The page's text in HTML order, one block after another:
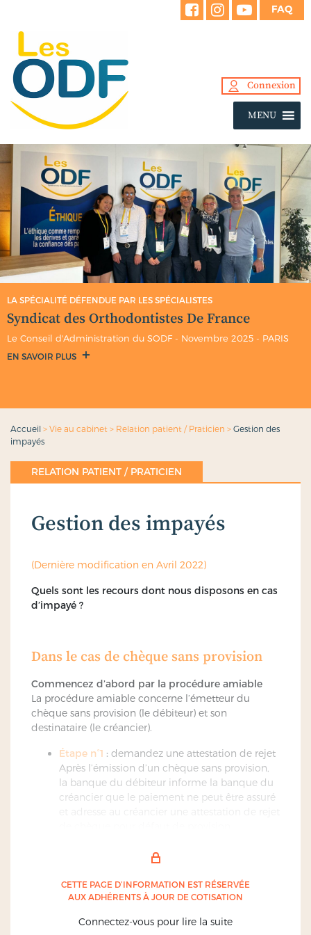
FAQ
Connexion
MENU
LA SPÉCIALITÉ DÉFENDUE PAR LES SPÉCIALISTES
Syndicat des Orthodontistes De France
Le Conseil d'Administration du SODF - Novembre 2025 - PARIS
EN SAVOIR PLUS
Accueil > Vie au cabinet > Relation patient / Praticien > Gestion des
impayés
RELATION PATIENT / PRATICIEN
Gestion des impayés
(Dernière modification en Avril 2022)
Quels sont les recours dont nous disposons en cas
d’impayé ?
Dans le cas de chèque sans provision
Commencez d’abord par la procédure amiable
La procédure amiable concerne l’émetteur du
chèque sans provision (le débiteur) et son
destinataire (le créancier).
Étape n°1 : demandez une attestation de rejet
Après l’émission d’un chèque sans provision,
la banque du débiteur informe la banque du
créancier que le paiement ne peut être assuré
pendant un délai de 30 jours :
chèque
– demander directement au débiteur de
compte bancaire ou en payant par un autre
CETTE PAGE D’INFORMATION EST RÉSERVÉE
AUX ADHÉRENTS À JOUR DE COTISATION
Connectez-vous pour lire la suite